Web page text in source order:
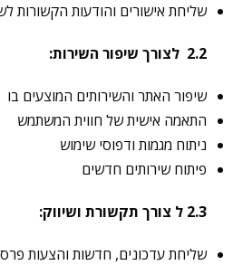
שליחת אישורים והודעות הקשורות
2.2 לצורך שיפור השירות:
שיפור האתר והשירותים המוצעים בו
התאמה אישית של חווית המשתמש
ניתוח מגמות ודפוסי שימוש
פיתוח שירותים חדשים
2.3 ל צורך תקשורת ושיווק:
שליחת עדכונים, חדשות והצעות